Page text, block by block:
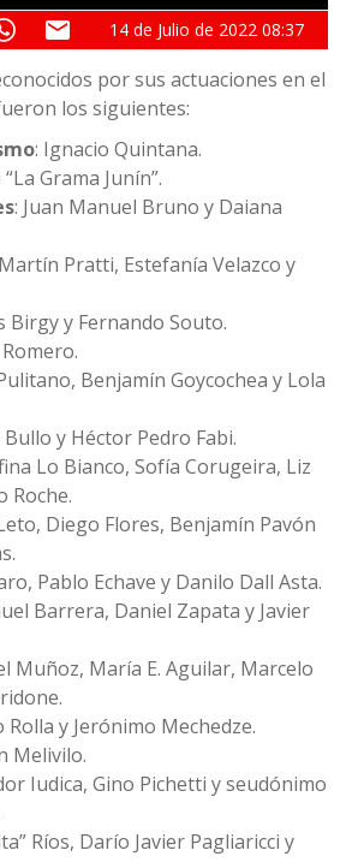
14 de Julio de 2022 08:37
por sus actuaciones en el
los siguientes:
: Ignacio Quintana.
Grama Junín”.
: Juan Manuel Bruno y Daiana
Pratti, Estefanía Velazco y
Birgy y Fernando Souto.
Benjamín Goycochea y Lola
y Héctor Pedro Fabi.
Lo Bianco, Sofía Corugeira, Liz
Roche.
Diego Flores, Benjamín Pavón
Pablo Echave y Danilo Dall Asta.
Barrera, Daniel Zapata y Javier
Muñoz, María E. Aguilar, Marcelo
Rolla y Jerónimo Mechedze.
Melivilo.
Iudica, Gino Pichetti y seudónimo
Ríos, Darío Javier Pagliaricci y